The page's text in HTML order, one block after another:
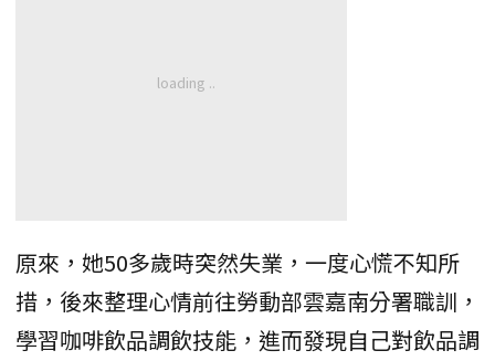
原來，她50多歲時突然失業，一度心慌不知所
措，後來整理心情前往勞動部雲嘉南分署職訓，
學習咖啡飲品調飲技能，進而發現自己對飲品調